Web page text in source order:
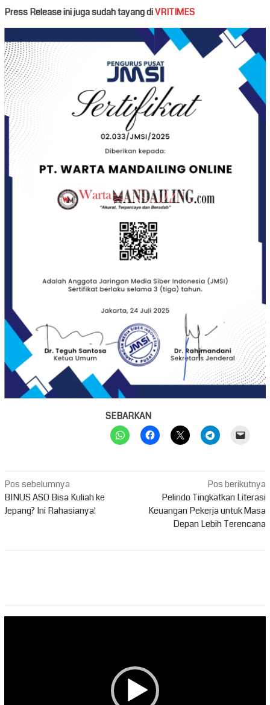
Press Release ini juga sudah tayang diVRITIMES
SEBARKAN
Navigasi
pos
Pos sebelumnya
BINUS ASO Bisa Kuliah ke
Jepang? Ini Rahasianya!
Pos berikutnya
Pelindo Tingkatkan Literasi
Keuangan Pekerja untuk Masa
Depan Lebih Terencana